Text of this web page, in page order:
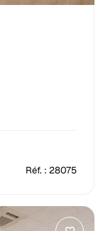
Réf. : 28075